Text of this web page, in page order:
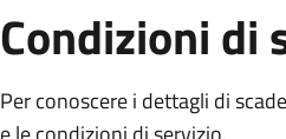
Condizioni di
Per conoscere i dettagli di